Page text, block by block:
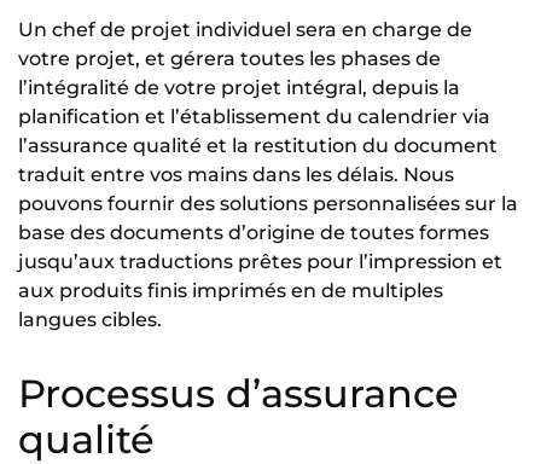
Un chef de projet individuel sera en charge de
votre projet, et gérera toutes les phases de
l’intégralité de votre projet intégral, depuis la
planification et l’établissement du calendrier via
l’assurance qualité et la restitution du document
traduit entre vos mains dans les délais. Nous
pouvons fournir des solutions personnalisées sur la
base des documents d’origine de toutes formes
jusqu’aux traductions prêtes pour l’impression et
aux produits finis imprimés en de multiples
langues cibles.
Processus d’assurance
qualité